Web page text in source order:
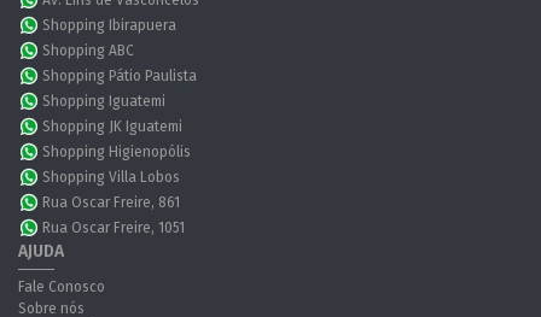
Shopping Ibirapuera
Shopping ABC
Shopping Pátio Paulista
Shopping Iguatemi
Shopping JK Iguatemi
Shopping Higienopólis
Shopping Villa Lobos
Rua Oscar Freire, 861
Rua Oscar Freire, 1051
AJUDA
Fale Conosco
Sobre nós